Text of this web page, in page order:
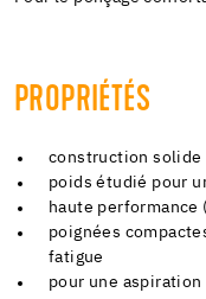
PROPRIÉTÉS
construction solide
poids étudié pour
haute performance
poignées
fatigue
pour une